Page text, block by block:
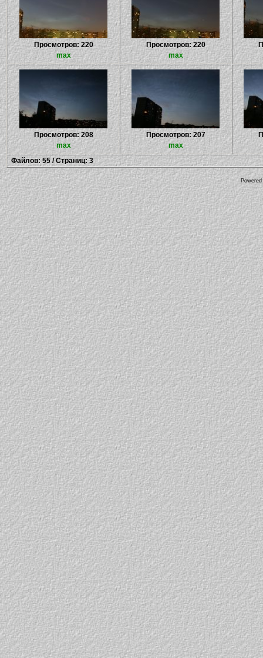
Просмотров: 220
max
Просмотров: 220
max
Просмотров: 208
max
Просмотров: 207
max
Файлов: 55 / Страниц: 3